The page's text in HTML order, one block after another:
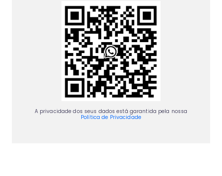
A privacidade dos seus dados está garantida pela nossa
Política de Privacidade